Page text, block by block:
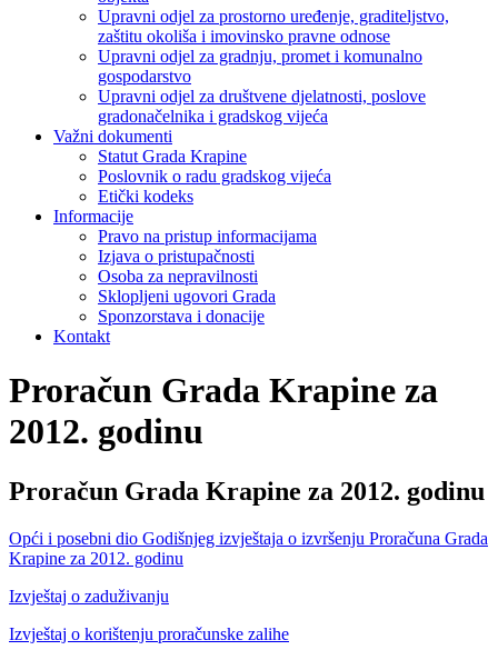
Upravni odjel za prostorno uređenje, graditeljstvo,
zaštitu okoliša i imovinsko pravne odnose
Upravni odjel za gradnju, promet i komunalno
gospodarstvo
Upravni odjel za društvene djelatnosti, poslove
gradonačelnika i gradskog vijeća
Važni dokumenti
Statut Grada Krapine
Poslovnik o radu gradskog vijeća
Etički kodeks
Informacije
Pravo na pristup informacijama
Izjava o pristupačnosti
Osoba za nepravilnosti
Sklopljeni ugovori Grada
Sponzorstava i donacije
Kontakt
Proračun Grada Krapine za
2012. godinu
Proračun Grada Krapine za 2012. godinu
Opći i posebni dio Godišnjeg izvještaja o izvršenju Proračuna Grada
Krapine za 2012. godinu
Izvještaj o zaduživanju
Izvještaj o korištenju proračunske zalihe